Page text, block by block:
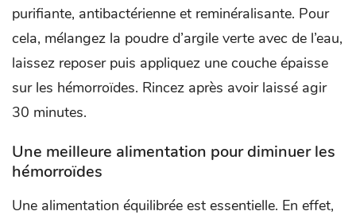
purifiante, antibactérienne et reminéralisante. Pour
cela, mélangez la poudre d’argile verte avec de l’eau,
laissez reposer puis appliquez une couche épaisse
sur les hémorroïdes. Rincez après avoir laissé agir
30 minutes.
Une meilleure alimentation pour diminuer les
hémorroïdes
Une alimentation équilibrée est essentielle. En effet,